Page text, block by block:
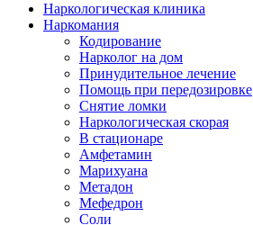
Наркологическая клиника
Наркомания
Кодирование
Нарколог на дом
Принудительное лечение
Помощь при передозировке
Снятие ломки
Наркологическая скорая
В стационаре
Амфетамин
Марихуана
Метадон
Мефедрон
Соли